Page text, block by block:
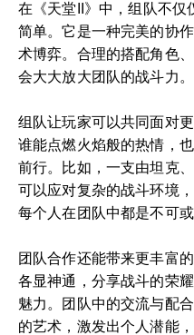
在《天堂II》中，组队不仅
简单。它是一种完美的协
术博弈。合理的搭配角色
会大大放大团队的战斗力。
组队让玩家可以共同面对
谁能点燃火焰般的热情，
前行。比如，一支由坦克
可以应对复杂的战斗环境
每个人在团队中都是不可
团队合作还能带来更丰富
各显神通，分享战斗的荣
魅力。团队中的交流与配
的艺术，激发出个人潜能，